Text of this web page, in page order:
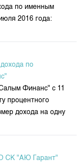
по именным
2016 года:
по
Финанс" с 11
процентного
дохода на одну
СК "АЮ Гарант"